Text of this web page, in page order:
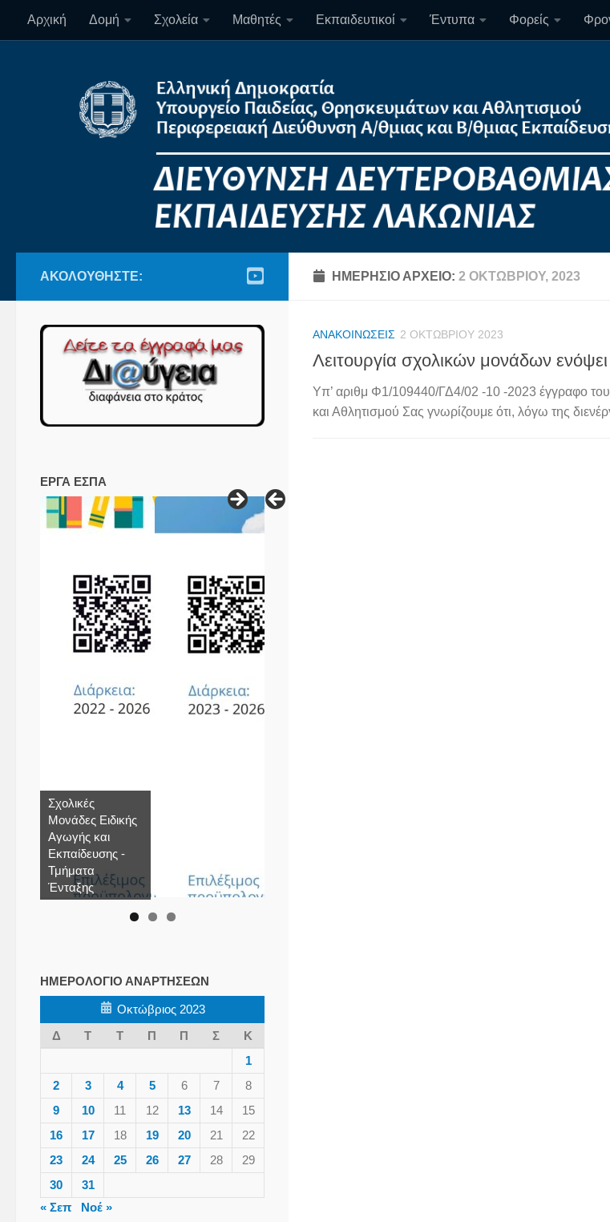
Skip to content
Αρχική Δομή Σχολεία Μαθητές Εκπαιδευτικοί Έντυπα Φορείς
ΗΜΕΡΉΣΙΟ ΑΡΧΕΊΟ: 2 ΟΚΤΩΒΡΊΟΥ, 2023
ΑΝΑΚΟΙΝΏΣΕΙΣ 2 ΟΚΤΩΒΡΊΟΥ 2023
Λειτουργία σχολικών μονάδων
Υπ’ αριθμ Φ1/109440/ΓΔ4/02 -10 -2023 έγγραφο
και Αθλητισμού Σας γνωρίζουμε ότι, λόγω της
ΑΚΟΛΟΥΘΉΣΤΕ:
ΕΡΓΑ ΕΣΠΑ
Σχολικές
Μονάδες Ειδικής
Αγωγής και
Εκπαίδευσης -
Τμήματα
Ένταξης
ΗΜΕΡΟΛΌΓΙΟ ΑΝΑΡΤΉΣΕΩΝ
Οκτώβριος 2023
Δ
Τ Τ Π Π Σ
Κ
1
2
3 4 5 6 7
8
9
10 11 12 13 14
15
16
17 18 19 20 21
22
23
24 25 26 27 28
29
30
31
« Σεπ
Νοέ »